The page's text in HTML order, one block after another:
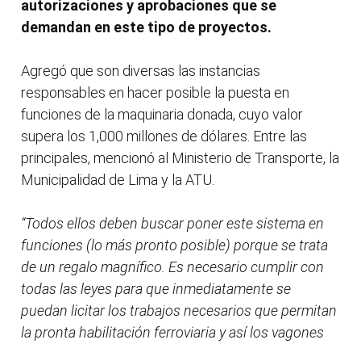
autorizaciones y aprobaciones que se
demandan en este tipo de proyectos.
Agregó que son diversas las instancias
responsables en hacer posible la puesta en
funciones de la maquinaria donada, cuyo valor
supera los 1,000 millones de dólares. Entre las
principales, mencionó al Ministerio de Transporte, la
Municipalidad de Lima y la ATU.
“Todos ellos deben buscar poner este sistema en
funciones (lo más pronto posible) porque se trata
de un regalo magnífico. Es necesario cumplir con
todas las leyes para que inmediatamente se
puedan licitar los trabajos necesarios que permitan
la pronta habilitación ferroviaria y así los vagones